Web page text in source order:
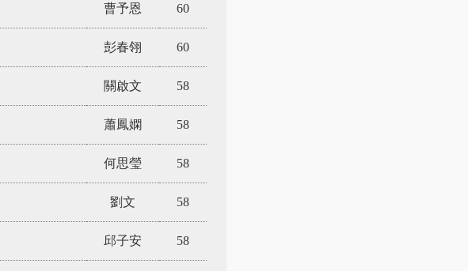
曹予恩 60
彭春翎 60
關啟文 58
蕭鳳嫻 58
何思瑩 58
劉文 58
邱子安 58